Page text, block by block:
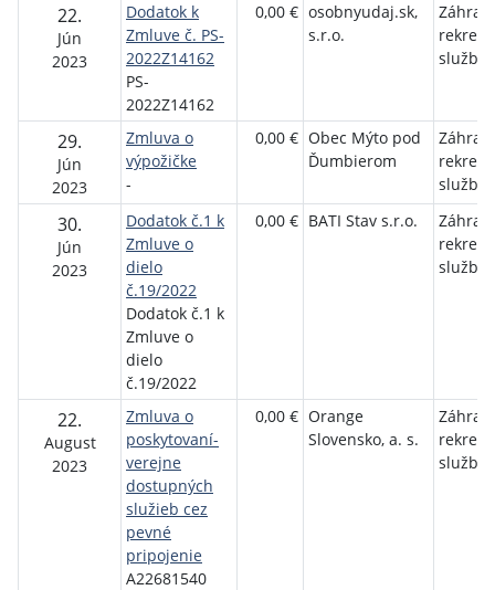
22.
Jún
2023
Dodatok k
Zmluve č. PS-
2022Z14162
PS-
2022Z14162
0,00 € osobnyudaj.sk,
s.r.o.
služby
29.
Jún
2023
Zmluva o
výpožičke
-
0,00 € Obec Mýto pod
Ďumbierom
služby
30.
Jún
2023
Dodatok č.1 k
Zmluve o
dielo
č.19/2022
Dodatok č.1 k
Zmluve o
dielo
č.19/2022
0,00 € BATI Stav s.r.o.
služby
22.
August
2023
Zmluva o
poskytovaní­
verejne
dostupných
služieb cez
pevné
pripojenie
A22681540
0,00 € Orange
Slovensko, a. s.
služby